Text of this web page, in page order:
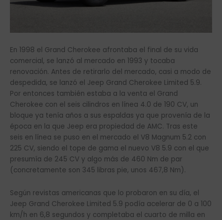
En 1998 el Grand Cherokee afrontaba el final de su vida
comercial, se lanzó al mercado en 1993 y tocaba
renovación. Antes de retirarlo del mercado, casi a modo de
despedida, se lanzó el Jeep Grand Cherokee Limited 5.9.
Por entonces también estaba a la venta el Grand
Cherokee con el seis cilindros en línea 4.0 de 190 CV, un
bloque ya tenía años a sus espaldas ya que provenía de la
época en la que Jeep era propiedad de AMC. Tras este
seis en línea se puso en el mercado el V8 Magnum 5.2 con
225 CV, siendo el tope de gama el nuevo V8 5.9 con el que
presumía de 245 CV y algo más de 460 Nm de par
(concretamente son 345 libras pie, unos 467,8 Nm).
Según revistas americanas que lo probaron en su día, el
Jeep Grand Cherokee Limited 5.9 podía acelerar de 0 a 100
km/h en 6,8 segundos y completaba el cuarto de milla en